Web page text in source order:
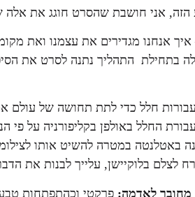
הזה, אני חושבת שהסרט חוגג את
אנחנו מגדירים את עצמנו ואת
בתחילת התהליך נתנה לסרט את
חלל כדי לתת תחושה של עולם
החלל באולפן בקליפורניה על פי
באטלנטה במטרה להשיט אותו
לצלם בלוקיישן, עלייך לבנות את
מחובר לאדמה: פרקטי וכהתפתחות